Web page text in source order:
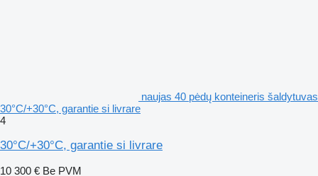
naujas 40 pėdų konteineris šaldytuvas
30°C/+30°C, garantie si livrare
4
30°C/+30°C, garantie si livrare
10 300 € Be PVM